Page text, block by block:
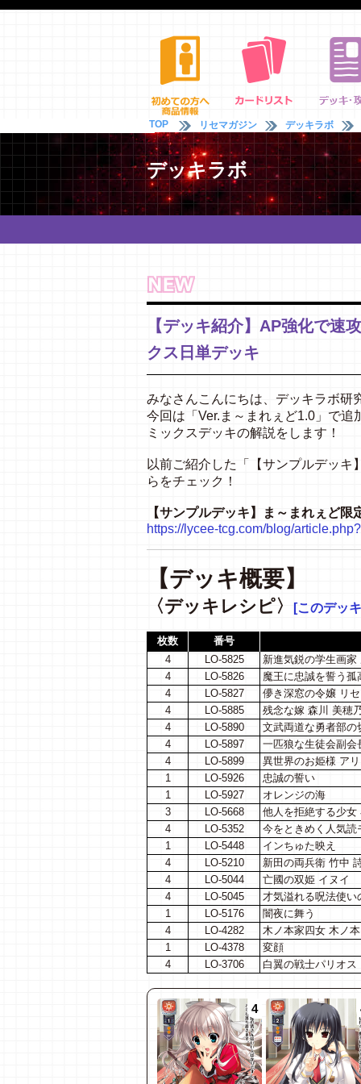
TOP リセマガジン デッキラボ
デッキラボ
【デッキ紹介】AP強化で
クス日単デッキ
みなさんこんにちは、デッキラボ研
今回は「Ver.ま～まれぇど1.0」で
ミックスデッキの解説をします！
以前ご紹介した「【サンプルデッ
らをチェック！
【サンプルデッキ】ま～まれぇど限
https://lycee-tcg.com/blog/
【デッキ概要】
〈デッキレシピ〉 [このデッ
枚数
番号
4
LO-5825
新進気鋭の学生画
4
LO-5826
魔王に忠誠を誓う
4
LO-5827
儚き深窓の令嬢 リ
4
LO-5885
残念な嫁 森川 美穂
4
LO-5890
文武両道な勇者部
4
LO-5897
一匹狼な生徒会副会
4
LO-5899
異世界のお姫様 ア
1
LO-5926
忠誠の誓い
1
LO-5927
オレンジの海
3
LO-5668
他人を拒絶する少女
4
LO-5352
今をときめく人気読
1
LO-5448
インちゅた映え
4
LO-5210
新田の両兵衛 竹中
4
LO-5044
亡國の双姫 イヌイ
4
LO-5045
才気溢れる呪法使い
1
LO-5176
闇夜に舞う
4
LO-4282
木ノ本家四女 木ノ
1
LO-4378
変顔
4
LO-3706 白翼の戦士パリオス
4